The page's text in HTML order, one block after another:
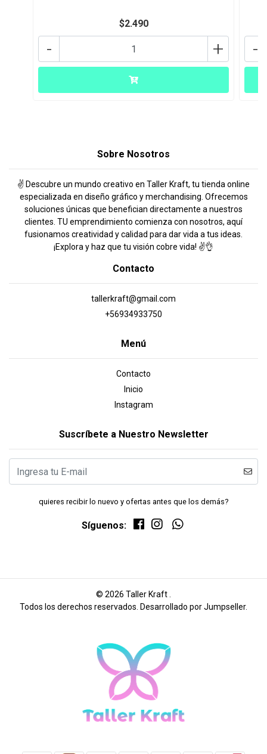
$2.490
+
- -
Sobre Nosotros
✌️ Descubre un mundo creativo en Taller Kraft, tu tienda online
especializada en diseño gráfico y merchandising. Ofrecemos
soluciones únicas que benefician directamente a nuestros
clientes. TU emprendimiento comienza con nosotros, aquí
fusionamos creatividad y calidad para dar vida a tus ideas.
¡Explora y haz que tu visión cobre vida! ✌️👌
Contacto
tallerkraft@gmail.com
+56934933750
Menú
Contacto
Inicio
Instagram
Suscríbete a Nuestro Newsletter
quieres recibir lo nuevo y ofertas antes que los demás?
Síguenos:
© 2026 Taller Kraft .
Todos los derechos reservados. Desarrollado por Jumpseller.